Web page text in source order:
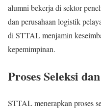
alumni bekerja di sektor
dan perusahaan logistik
di STTAL menjamin
kepemimpinan.
Proses Seleksi
STTAL menerapkan proses